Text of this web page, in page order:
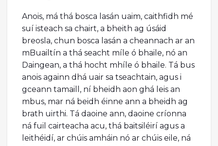
Anois, má thá bosca lasán uaim, caithfidh mé
suí isteach sa chairt, a bheith ag úsáid
breosla, chun bosca lasán a cheannach ar an
mBuailtín a thá seacht míle ó bhaile, nó an
Daingean, a thá hocht mhíle ó bhaile. Tá bus
anois againn dhá uair sa tseachtain, agus i
gceann tamaill, ní bheidh aon ghá leis an
mbus, mar ná beidh éinne ann a bheidh ag
brath uirthi. Tá daoine ann, daoine críonna
ná fuil cairteacha acu, thá baitsiléirí agus a
leithéidí, ar chúis amháin nó ar chúis eile, ná